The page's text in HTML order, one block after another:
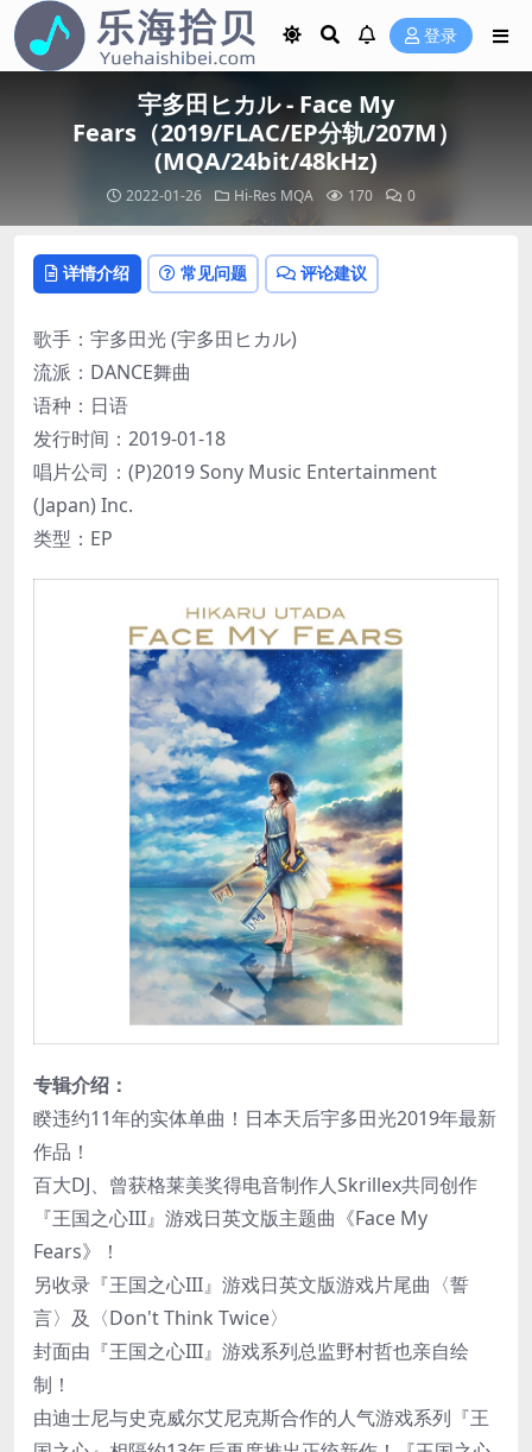
登录
宇多田ヒカル - Face My
Fears（2019/FLAC/EP分轨/207M）
(MQA/24bit/48kHz)
2022-01-26 Hi-Res MQA 170 0
详情介绍 常见问题 评论建议
歌手：宇多田光 (宇多田ヒカル)
流派：DANCE舞曲
语种：日语
发行时间：2019-01-18
唱片公司：(P)2019 Sony Music Entertainment
(Japan) Inc.
类型：EP
专辑介绍：
睽违约11年的实体单曲！日本天后宇多田光2019年最新
作品！
百大DJ、曾获格莱美奖得电音制作人Skrillex共同创作
『王国之心III』游戏日英文版主题曲《Face My
Fears》！
另收录『王国之心III』游戏日英文版游戏片尾曲〈誓
言〉及〈Don't Think Twice〉
封面由『王国之心III』游戏系列总监野村哲也亲自绘
制！
由迪士尼与史克威尔艾尼克斯合作的人气游戏系列『王